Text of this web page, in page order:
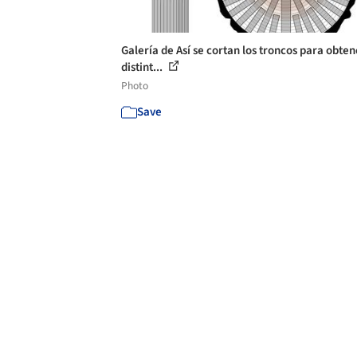
Galería de Así se cortan los troncos para
distint...
Photo
Save